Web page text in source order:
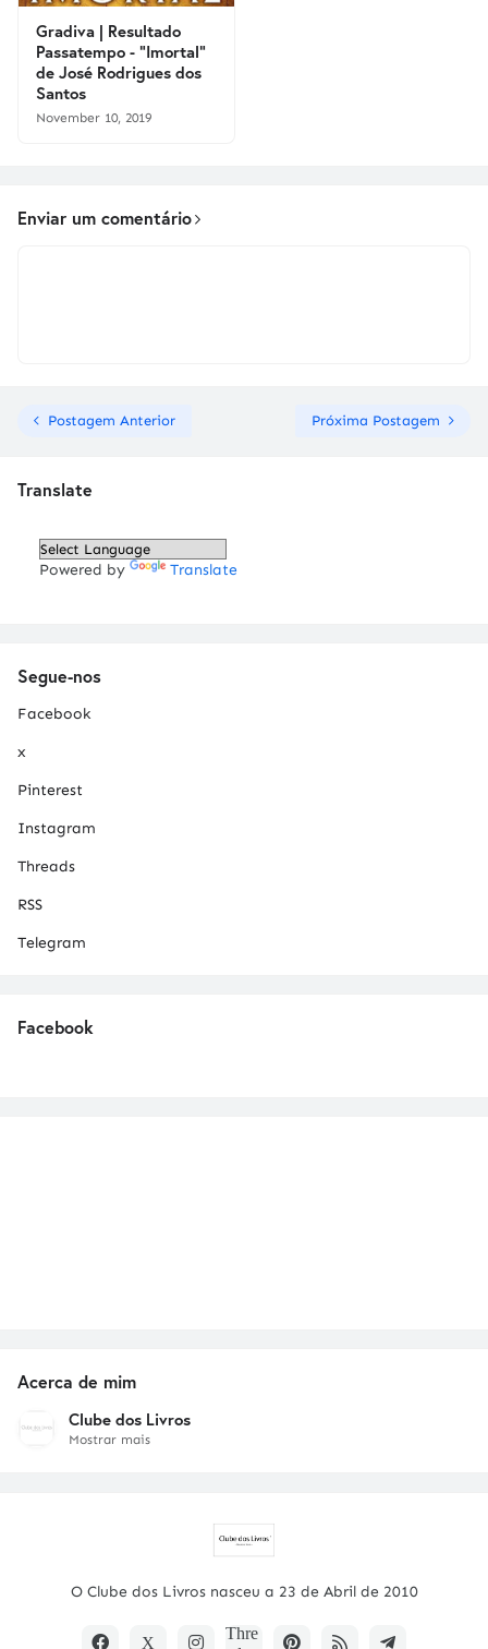
Gradiva | Resultado
Passatempo - "Imortal"
de José Rodrigues dos
Santos
November 10, 2019
Enviar um comentário
Postagem Anterior Próxima Postagem
Translate
Powered by Translate
Segue-nos
Facebook
x
Pinterest
Instagram
Threads
RSS
Telegram
Facebook
Acerca de mim
Clube dos Livros
Mostrar mais
O Clube dos Livros nasceu a 23 de Abril de 2010